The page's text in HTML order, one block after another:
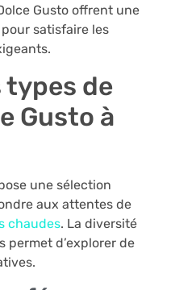
Gusto offrent une
satisfaire les
de
Gusto à
une sélection
aux attentes de
chaudes. La diversité
permet d’explorer de